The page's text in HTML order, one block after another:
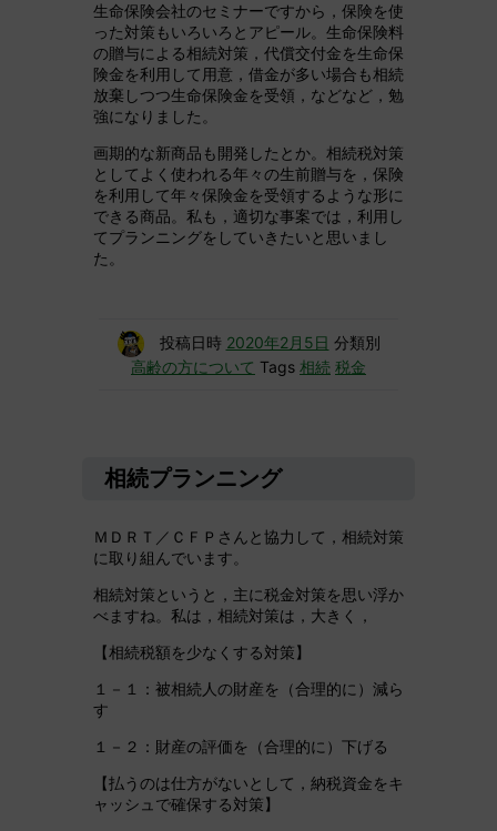
生命保険会社のセミナーですから，保険を使
った対策もいろいろとアピール。生命保険料
の贈与による相続対策，代償交付金を生命保
険金を利用して用意，借金が多い場合も相続
放棄しつつ生命保険金を受領，などなど，勉
強になりました。
画期的な新商品も開発したとか。相続税対策
としてよく使われる年々の生前贈与を，保険
を利用して年々保険金を受領するような形に
できる商品。私も，適切な事案では，利用し
てプランニングをしていきたいと思いまし
た。
投稿日時 2020年2月5日 分類別
高齢の方について Tags 相続 税金
相続プランニング
ＭＤＲＴ／ＣＦＰさんと協力して，相続対策
に取り組んでいます。
相続対策というと，主に税金対策を思い浮か
べますね。私は，相続対策は，大きく，
【相続税額を少なくする対策】
１－１：被相続人の財産を（合理的に）減ら
す
１－２：財産の評価を（合理的に）下げる
【払うのは仕方がないとして，納税資金をキ
ャッシュで確保する対策】